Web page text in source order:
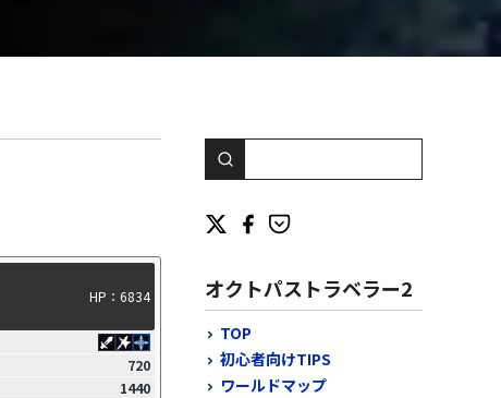
HP：6834
720
1440
オクトパストラベラー2
TOP
初心者向けTIPS
ワールドマップ